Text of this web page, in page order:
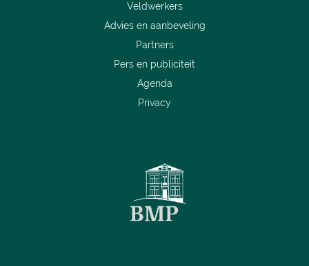
Veldwerkers
Advies en aanbeveling
Partners
Pers en publiciteit
Agenda
Privacy